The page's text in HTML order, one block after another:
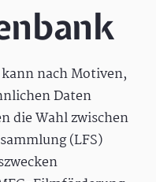
nach Motiven,
Daten
die Wahl zwischen
(LFS)